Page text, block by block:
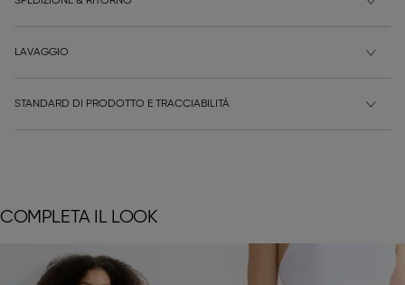
LAVAGGIO
STANDARD DI PRODOTTO E TRACCIABILITÀ
COMPLETA IL LOOK